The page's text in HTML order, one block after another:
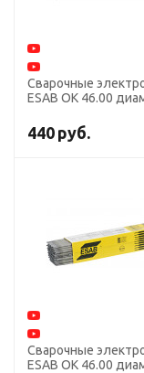
Сварочные
ESAB ОК 46.00
440 руб.
Сварочные
ESAB ОК 46.00